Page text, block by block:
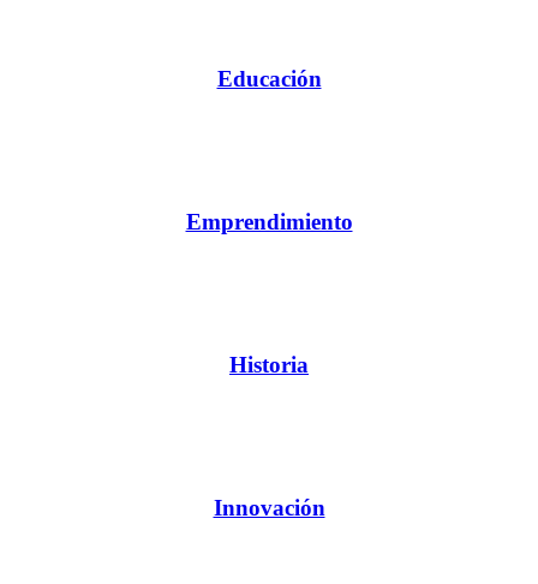
Educación
Emprendimiento
Historia
Innovación